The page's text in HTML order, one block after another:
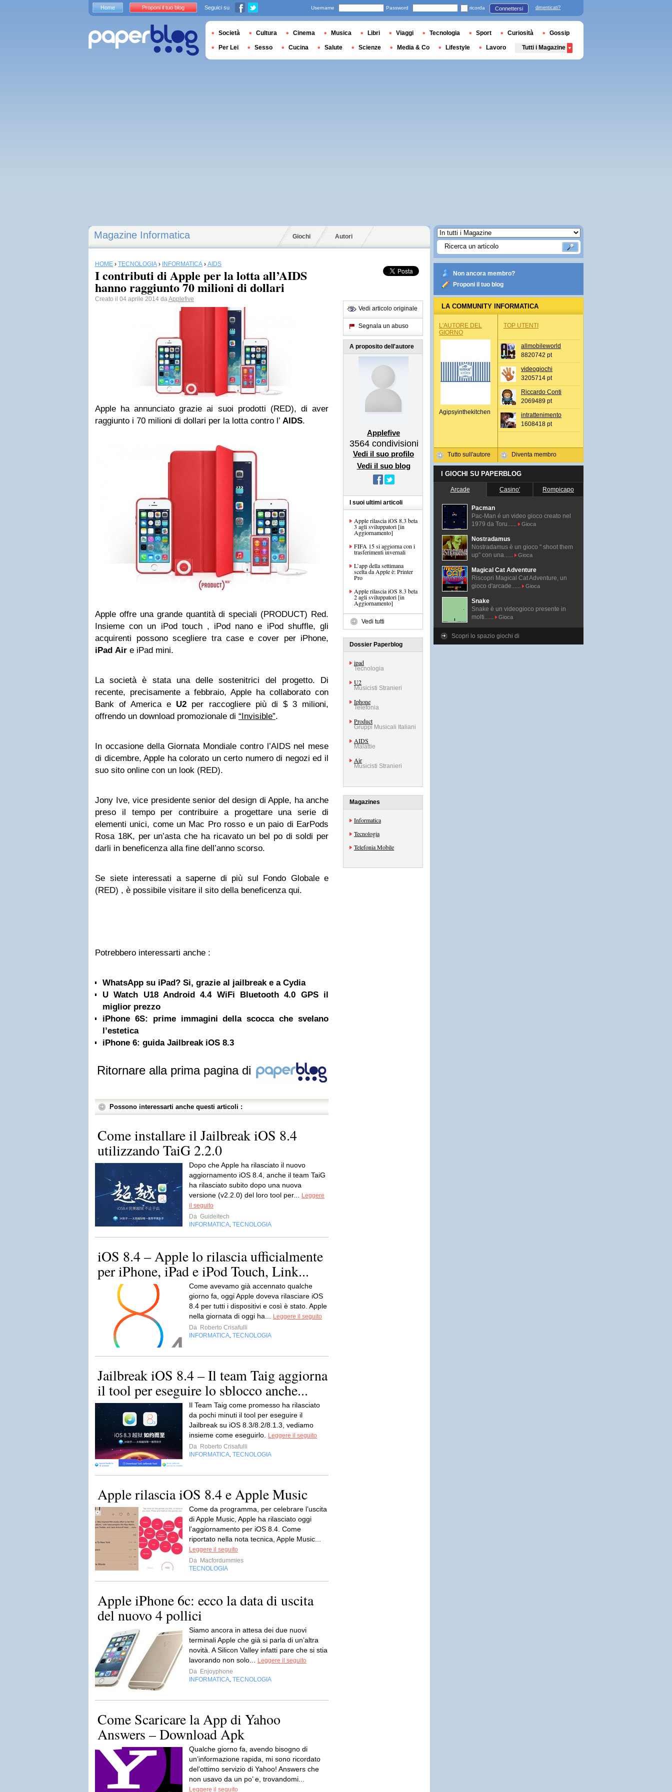
Magazine Informatica Giochi Autori
HOME › TECNOLOGIA › INFORMATICA › AIDS
I contributi di Apple per la lotta all’AIDS
hanno raggiunto 70 milioni di dollari
Creato il 04 aprile 2014 daApplefive
Apple ha annunciato grazie ai suoi prodotti (RED), di aver
raggiunto i 70 milioni di dollari per la lotta contro l’ AIDS.
Apple offre una grande quantità di speciali (PRODUCT) Red.
Insieme con un iPod touch , iPod nano e iPod shuffle, gli
acquirenti possono scegliere tra case e cover per iPhone,
iPad Air e iPad mini.
La società è stata una delle sostenitrici del progetto. Di
recente, precisamente a febbraio, Apple ha collaborato con
Bank of America e U2 per raccogliere più di $ 3 milioni,
offrendo un download promozionale di “Invisible”.
In occasione della Giornata Mondiale contro l’AIDS nel mese
di dicembre, Apple ha colorato un certo numero di negozi ed il
suo sito online con un look (RED).
Jony Ive, vice presidente senior del design di Apple, ha anche
preso il tempo per contribuire a progettare una serie di
elementi unici, come un Mac Pro rosso e un paio di EarPods
Rosa 18K, per un’asta che ha ricavato un bel po di soldi per
darli in beneficenza alla fine dell’anno scorso.
Se siete interessati a saperne di più sul Fondo Globale e
(RED) , è possibile visitare il sito della beneficenza qui.
Potrebbero interessarti anche :
WhatsApp su iPad? Si, grazie al jailbreak e a Cydia
U Watch U18 Android 4.4 WiFi Bluetooth 4.0 GPS il
miglior prezzo
iPhone 6S: prime immagini della scocca che svelano
l’estetica
iPhone 6: guida Jailbreak iOS 8.3
Ritornare alla prima pagina di
Possono interessarti anche questi articoli :
Come installare il Jailbreak iOS 8.4
utilizzando TaiG 2.2.0
Dopo che Apple ha rilasciato il nuovo
aggiornamento iOS 8.4, anche il team TaiG
ha rilasciato subito dopo una nuova
versione (v2.2.0) del loro tool per...
Leggere
il seguito
Da Guideitech
INFORMATICA TECNOLOGIA
iOS 8.4 – Apple lo rilascia ufficialmente
per iPhone, iPad e iPod Touch, Link...
Come avevamo già accennato qualche
giorno fa, oggi Apple doveva rilasciare iOS
8.4 per tutti i dispositivi e così è stato. Apple
nella giornata di oggi ha...
Leggere il seguito
Da Roberto Crisafulli
INFORMATICA TECNOLOGIA
Jailbreak iOS 8.4 – Il team Taig aggiorna
il tool per eseguire lo sblocco anche...
Il Team Taig come promesso ha rilasciato
da pochi minuti il tool per eseguire il
Jailbreak su iOS 8.3/8.2/8.1.3, vediamo
insieme come eseguirlo.
Leggere il seguito
Da Roberto Crisafulli
INFORMATICA TECNOLOGIA
Apple rilascia iOS 8.4 e Apple Music
Come da programma, per celebrare l’uscita
di Apple Music, Apple ha rilasciato oggi
l’aggiornamento per iOS 8.4. Come
riportato nella nota tecnica, Apple Music...
Leggere il seguito
Da Macfordummies
TECNOLOGIA
Apple iPhone 6c: ecco la data di uscita
del nuovo 4 pollici
Siamo ancora in attesa dei due nuovi
terminali Apple che già si parla di un’altra
novità. A Silicon Valley infatti pare che si stia
lavorando non solo...
Leggere il seguito
Da Enjoyphone
INFORMATICA TECNOLOGIA
Come Scaricare la App di Yahoo
Answers – Download Apk
Qualche giorno fa, avendo bisogno di
un’informazione rapida, mi sono ricordato
del’ottimo servizio di Yahoo! Answers che
non usavo da un po’ e, trovandomi...
Leggere il seguito
Vedi articolo originale
Segnala un abuso
A proposito dell'autore
Applefive
3564 condivisioni
Vedi il suo profilo
Vedi il suo blog
I suoi ultimi articoli
Apple rilascia iOS 8.3 beta
3 agli sviluppatori [in
Aggiornamento]
FIFA 15 si aggiorna con i
trasferimenti invernali
L’app della settimana
scelta da Apple è: Printer
Pro
Apple rilascia iOS 8.3 beta
2 agli sviluppatori [in
Aggiornamento]
Vedi tutti
Dossier Paperblog
ipad
Tecnologia
U2
Musicisti Stranieri
Iphone
Telefonia
Product
Gruppi Musicali Italiani
AIDS
Malattie
Air
Musicisti Stranieri
Magazines
Informatica
Tecnologia
Telefonia Mobile
Non ancora membro?
Proponi il tuo blog
LA COMMUNITY INFORMATICA
L'AUTORE DEL
GIORNO
Agipsyinthekitchen
Tutto sull'autore
TOP UTENTI
allmobileworld
8820742 pt
videogiochi
3205714 pt
Riccardo Conti
2069489 pt
intrattenimento
1608418 pt
Diventa membro
I GIOCHI SU PAPERBLOG
Arcade Casino' Rompicapo
Pacman
Pac-Man é un video gioco creato nel
1979 da Toru......
Gioca
Nostradamus
Nostradamus è un gioco " shoot them
up" con una......
Gioca
Magical Cat Adventure
Riscopri Magical Cat Adventure, un
gioco d'arcade......
Gioca
Snake
Snake è un videogioco presente in
molti......
Gioca
Scopri lo spazio giochi di
Home Proponi il tuo blog Seguici su Username Password ricorda Connettersi dimenticati?
Società Cultura Cinema Musica Libri Viaggi Tecnologia Sport Curiosità Gossip
Per Lei Sesso Cucina Salute Scienze Media & Co Lifestyle Lavoro Tutti i Magazine